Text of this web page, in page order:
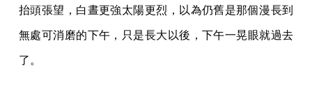
抬頭張望，白晝更強太陽更烈，以為仍舊是那個漫長到
無處可消磨的下午，只是長大以後，下午一晃眼就過去
了。